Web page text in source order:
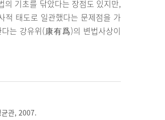
기초를 닦았다는 장점도 있지만,
적 태도로 일관했다는 문제점을 가
는 강유위(康有爲)의 변법사상이
관, 2007.